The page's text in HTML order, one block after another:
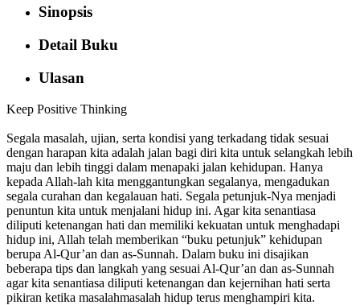
Sinopsis
Detail Buku
Ulasan
Keep Positive Thinking
Segala masalah, ujian, serta kondisi yang terkadang tidak sesuai
dengan harapan kita adalah jalan bagi diri kita untuk selangkah lebih
maju dan lebih tinggi dalam menapaki jalan kehidupan. Hanya
kepada Allah-lah kita menggantungkan segalanya, mengadukan
segala curahan dan kegalauan hati. Segala petunjuk-Nya menjadi
penuntun kita untuk menjalani hidup ini. Agar kita senantiasa
diliputi ketenangan hati dan memiliki kekuatan untuk menghadapi
hidup ini, Allah telah memberikan “buku petunjuk” kehidupan
berupa Al-Qur’an dan as-Sunnah. Dalam buku ini disajikan
beberapa tips dan langkah yang sesuai Al-Qur’an dan as-Sunnah
agar kita senantiasa diliputi ketenangan dan kejernihan hati serta
pikiran ketika masalahmasalah hidup terus menghampiri kita.